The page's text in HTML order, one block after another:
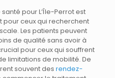
pour L’Île-Perrot est
ceux qui recherchent
Les patients peuvent
de qualité sans avoir à
pour ceux qui souffrent
limitations de mobilité. De
souvent des rendez-